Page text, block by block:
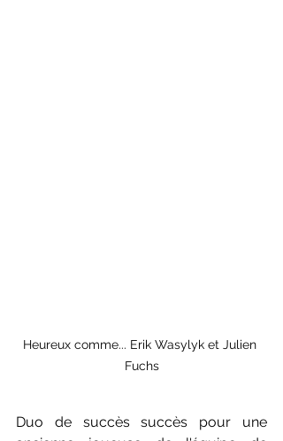
Heureux comme... Erik Wasylyk et Julien
Fuchs
Duo de succès succès pour une